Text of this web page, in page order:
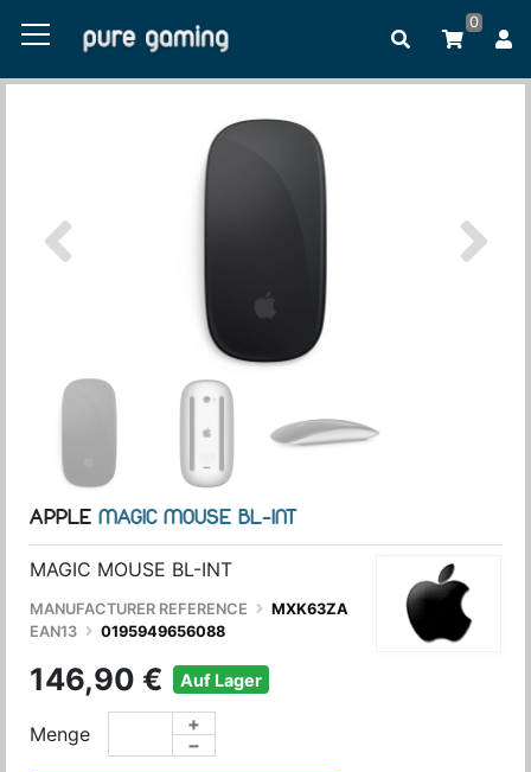
0
APPLE MAGIC MOUSE BL-INT
MAGIC MOUSE BL-INT
MANUFACTURER REFERENCE
MXK63ZA
EAN13
0195949656088
146,90 € Auf Lager
Menge −
+